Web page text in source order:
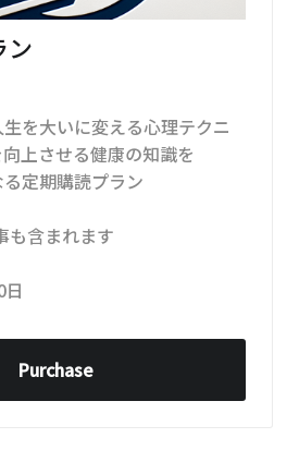
ン
を大いに変える心理テクニ
上させる健康の知識を
定期購読プラン
も含まれます
Purchase